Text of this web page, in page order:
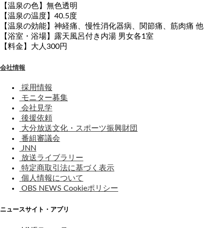
【温泉の色】無色透明
【温泉の温度】40.5度
【温泉の効能】神経痛、慢性消化器病、関節痛、筋肉痛 他
【浴室・浴場】露天風呂付き内湯 男女各1室
【料金】大人300円
会社情報
採用情報
モニター募集
会社見学
後援依頼
大分放送文化・スポーツ振興財団
番組審議会
JNN
放送ライブラリー
特定商取引法に基づく表示
個人情報について
OBS NEWS Cookieポリシー
ニュースサイト・アプリ